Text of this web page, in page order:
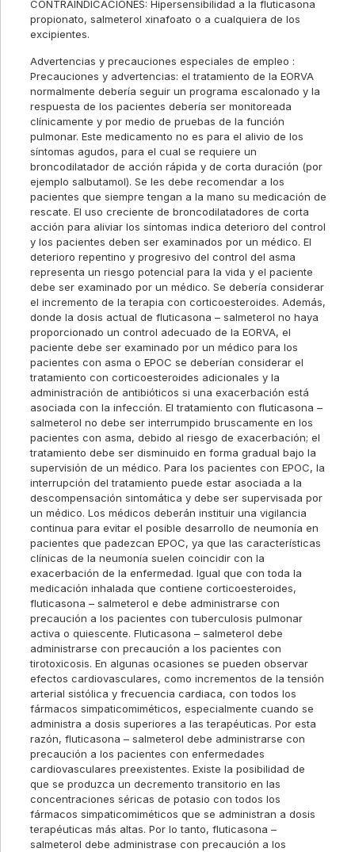
CONTRAINDICACIONES: Hipersensibilidad a la fluticasona
propionato, salmeterol xinafoato o a cualquiera de los
excipientes.
Advertencias y precauciones especiales de empleo :
Precauciones y advertencias: el tratamiento de la EORVA
normalmente debería seguir un programa escalonado y la
respuesta de los pacientes debería ser monitoreada
clínicamente y por medio de pruebas de la función
pulmonar. Este medicamento no es para el alivio de los
síntomas agudos, para el cual se requiere un
broncodilatador de acción rápida y de corta duración (por
ejemplo salbutamol). Se les debe recomendar a los
pacientes que siempre tengan a la mano su medicación de
rescate. El uso creciente de broncodilatadores de corta
acción para aliviar los síntomas indica deterioro del control
y los pacientes deben ser examinados por un médico. El
deterioro repentino y progresivo del control del asma
representa un riesgo potencial para la vida y el paciente
debe ser examinado por un médico. Se debería considerar
el incremento de la terapia con corticoesteroides. Además,
donde la dosis actual de fluticasona – salmeterol no haya
proporcionado un control adecuado de la EORVA, el
paciente debe ser examinado por un médico para los
pacientes con asma o EPOC se deberían considerar el
tratamiento con corticoesteroides adicionales y la
administración de antibióticos si una exacerbación está
asociada con la infección. El tratamiento con fluticasona –
salmeterol no debe ser interrumpido bruscamente en los
pacientes con asma, debido al riesgo de exacerbación; el
tratamiento debe ser disminuido en forma gradual bajo la
supervisión de un médico. Para los pacientes con EPOC, la
interrupción del tratamiento puede estar asociada a la
descompensación sintomática y debe ser supervisada por
un médico. Los médicos deberán instituir una vigilancia
continua para evitar el posible desarrollo de neumonía en
pacientes que padezcan EPOC, ya que las características
clínicas de la neumonía suelen coincidir con la
exacerbación de la enfermedad. Igual que con toda la
medicación inhalada que contiene corticoesteroides,
fluticasona – salmeterol e debe administrarse con
precaución a los pacientes con tuberculosis pulmonar
activa o quiescente. Fluticasona – salmeterol debe
administrarse con precaución a los pacientes con
tirotoxicosis. En algunas ocasiones se pueden observar
efectos cardiovasculares, como incrementos de la tensión
arterial sistólica y frecuencia cardiaca, con todos los
fármacos simpaticomiméticos, especialmente cuando se
administra a dosis superiores a las terapéuticas. Por esta
razón, fluticasona – salmeterol debe administrarse con
precaución a los pacientes con enfermedades
cardiovasculares preexistentes. Existe la posibilidad de
que se produzca un decremento transitorio en las
concentraciones séricas de potasio con todos los
fármacos simpaticomiméticos que se administran a dosis
terapéuticas más altas. Por lo tanto, fluticasona –
salmeterol debe administrase con precaución a los